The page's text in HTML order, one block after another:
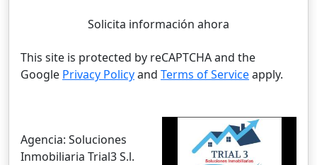
Solicita información ahora
This site is protected by reCAPTCHA and the
Google Privacy Policyand Terms of Serviceapply.
Agencia: Soluciones
Inmobiliaria Trial3 S.l.